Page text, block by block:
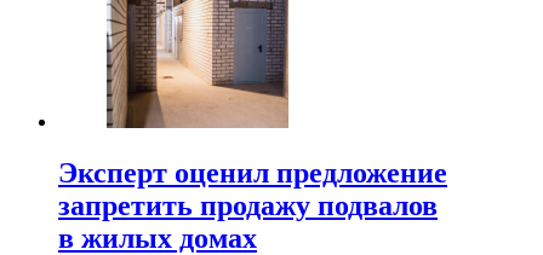
Эксперт оценил предложение
запретить продажу подвалов
в жилых домах